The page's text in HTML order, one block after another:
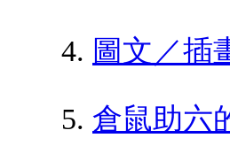
圖文／插
倉鼠助六